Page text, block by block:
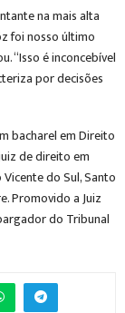
na mais alta
foi nosso último
“Isso é inconcebível
por decisões
bacharel em Direito
de direito em
do Sul, Santo
Promovido a Juiz
do Tribunal